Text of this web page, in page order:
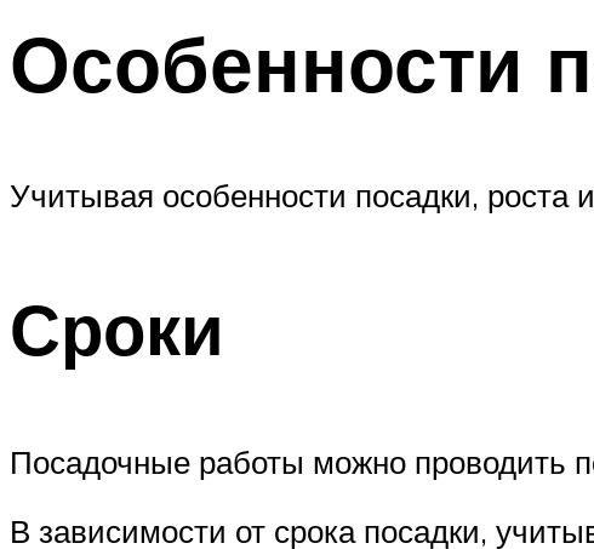
Особенности
Учитывая особенности посадки, роста
Сроки
Посадочные работы можно проводить
В зависимости от срока посадки,